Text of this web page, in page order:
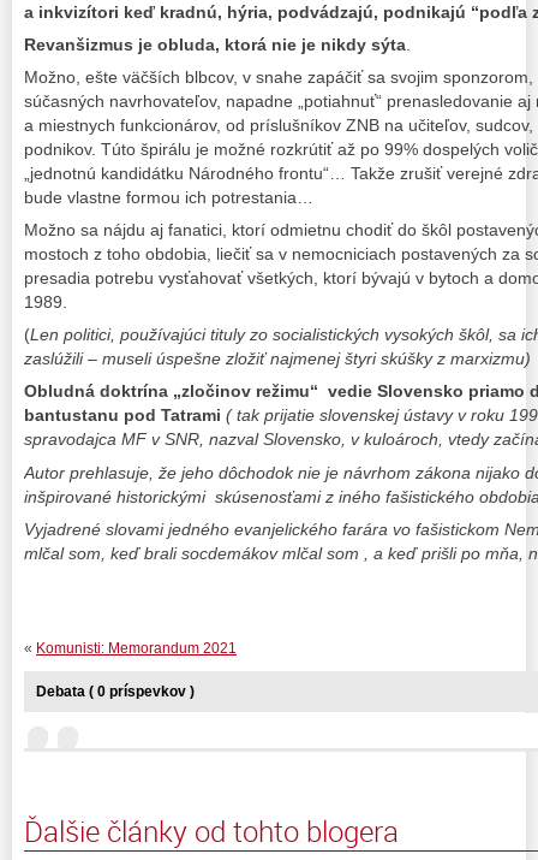
a inkvizítori keď kradnú, hýria, podvádzajú, podnikajú “podľa
Revanšizmus je obluda, ktorá nie je nikdy sýta
Možno, ešte väčších blbcov, v snahe zapáčiť sa svojim
súčasných navrhovateľov, napadne „potiahnuť“ prenasledovanie
a miestnych funkcionárov, od príslušníkov ZNB na učiteľov,
podnikov. Túto špirálu je možné rozkrútiť až po 99% dospelých
„jednotnú kandidátku Národného frontu“… Takže zrušiť verejné
bude vlastne formou ich potrestania…
Možno sa nájdu aj fanatici, ktorí odmietnu chodiť do škôl
mostoch z toho obdobia, liečiť sa v nemocniciach postavených za
presadia potrebu vysťahovať všetkých, ktorí bývajú v bytoch a
1989.
(Len politici, používajúci tituly zo socialistických vysokých škôl, sa
zaslúžili – museli úspešne zložiť najmenej štyri skúšky z marxizmu)
Obludná doktrína „zločinov režimu“ vedie Slovensko priamo
bantustanu pod Tatrami ( tak prijatie slovenskej ústavy v roku
spravodajca MF v SNR, nazval Slovensko, v kuloároch, vtedy
Autor prehlasuje, že jeho dôchodok nie je návrhom zákona nijako
inšpirované historickými skúsenosťami z iného fašistického
Vyjadrené slovami jedného evanjelického farára vo fašistickom
mlčal som, keď brali socdemákov mlčal som , a keď prišli po mňa,
« Komunisti: Memorandum 2021
Debata ( 0 príspevkov )
Ďalšie články od tohto blogera